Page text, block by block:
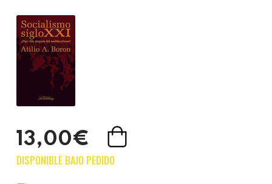
13,00€